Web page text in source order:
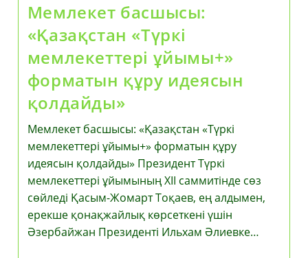
Мемлекет басшысы:
«Қазақстан «Түркі
мемлекеттері ұйымы+»
форматын құру идеясын
қолдайды»
Мемлекет басшысы: «Қазақстан «Түркі
мемлекеттері ұйымы+» форматын құру
идеясын қолдайды» Президент Түркі
мемлекеттері ұйымының ХІІ саммитінде сөз
сөйледі Қасым-Жомарт Тоқаев, ең алдымен,
ерекше қонақжайлық көрсеткені үшін
Әзербайжан Президенті Ильхам Әлиевке…